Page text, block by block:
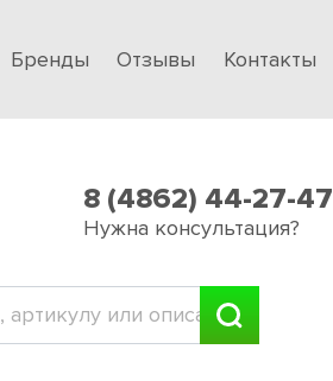
Бренды Отзывы Контакты
8 (4862) 44-27-47
Нужна консультация?